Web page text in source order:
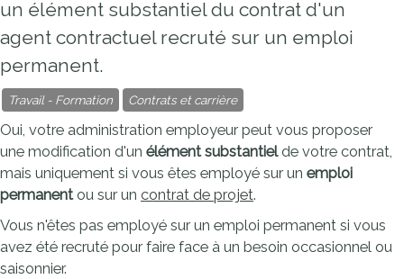
un élément substantiel du contrat d'un
agent contractuel recruté sur un emploi
permanent.
Travail - Formation Contrats et carrière
Oui, votre administration employeur peut vous proposer
une modification d'un élément substantielde votre contrat,
mais uniquement si vous êtes employé sur un emploi
permanentou sur un contrat de projet.
Vous n'êtes pas employé sur un emploi permanent si vous
avez été recruté pour faire face à un besoin occasionnel ou
saisonnier.